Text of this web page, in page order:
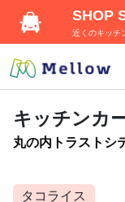
キッチンカ
丸の内トラストシ
タコライス
SHOP
近くのキッチ